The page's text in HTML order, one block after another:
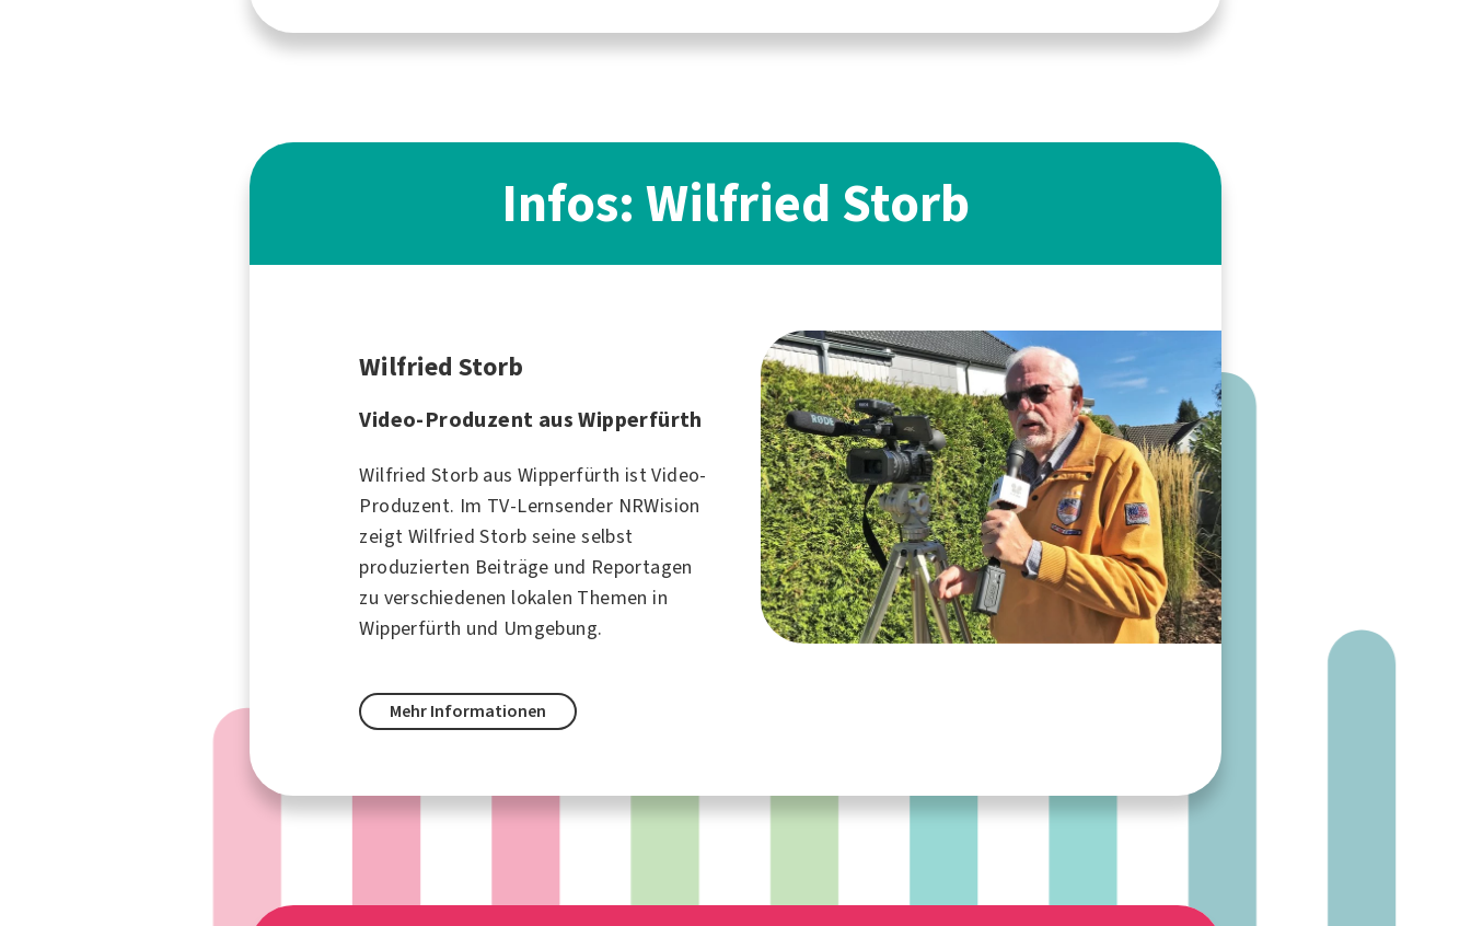
Infos: Wilfried Storb
Wilfried Storb
Video-Produzent aus Wipperfürth
Wilfried Storb aus Wipperfürth ist Video-
Produzent. Im TV-Lernsender NRWision
zeigt Wilfried Storb seine selbst
produzierten Beiträge und Reportagen
zu verschiedenen lokalen Themen in
Wipperfürth und Umgebung.
Mehr Informationen